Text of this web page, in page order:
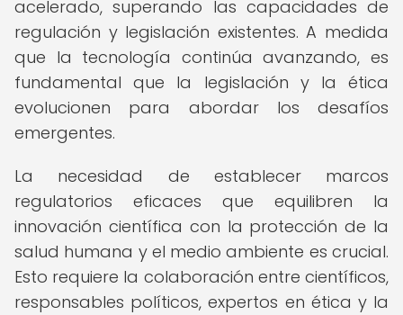
acelerado, superando las capacidades de
regulación y legislación existentes. A medida
que la tecnología continúa avanzando, es
fundamental que la legislación y la ética
evolucionen para abordar los desafíos
emergentes.
La necesidad de establecer marcos
regulatorios eficaces que equilibren la
innovación científica con la protección de la
salud humana y el medio ambiente es crucial.
Esto requiere la colaboración entre científicos,
responsables políticos, expertos en ética y la